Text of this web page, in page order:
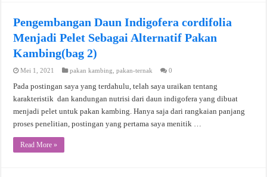
Pengembangan Daun Indigofera cordifolia
Menjadi Pelet Sebagai Alternatif Pakan
Kambing(bag 2)
Mei 1, 2021 pakan kambing ,pakan-ternak 0
Pada postingan saya yang terdahulu, telah saya uraikan tentang
karakteristik dan kandungan nutrisi dari daun indigofera yang dibuat
menjadi pelet untuk pakan kambing. Hanya saja dari rangkaian panjang
proses penelitian, postingan yang pertama saya menitik …
Read More »